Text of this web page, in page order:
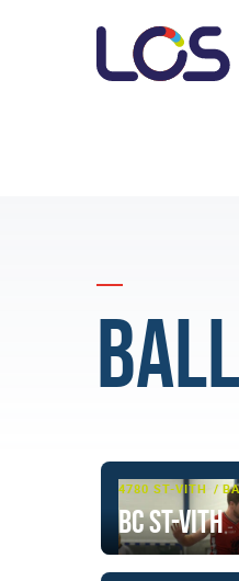
4780 ST-VITH
BC St-Vith